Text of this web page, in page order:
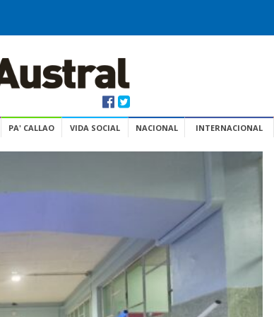
PA' CALLAO VIDA SOCIAL NACIONAL INTERNACIONAL